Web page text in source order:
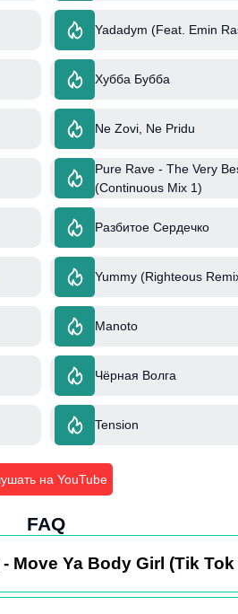
Yadadym (Feat. Emin
Хубба Бубба
Ne Zovi, Ne Pridu
Pure Rave - The Very
(Continuous Mix 1)
Разбитое Сердечко
Yummy (Righteous
Manoto
Чёрная Волга
Tension
на YouTube
FAQ
Move Ya Body Girl (Tik